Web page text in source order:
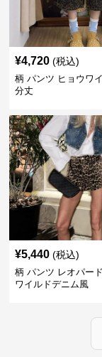
¥4,720 (税込)
柄 パンツ ヒョウワ
分丈
¥5,440 (税込)
柄 パンツ レオパー
ワイルドデニム風